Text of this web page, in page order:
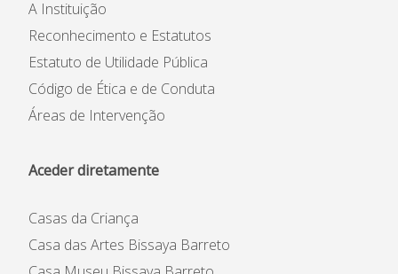
A Instituição
Reconhecimento e Estatutos
Estatuto de Utilidade Pública
Código de Ética e de Conduta
Áreas de Intervenção
Aceder diretamente
Casas da Criança
Casa das Artes Bissaya Barreto